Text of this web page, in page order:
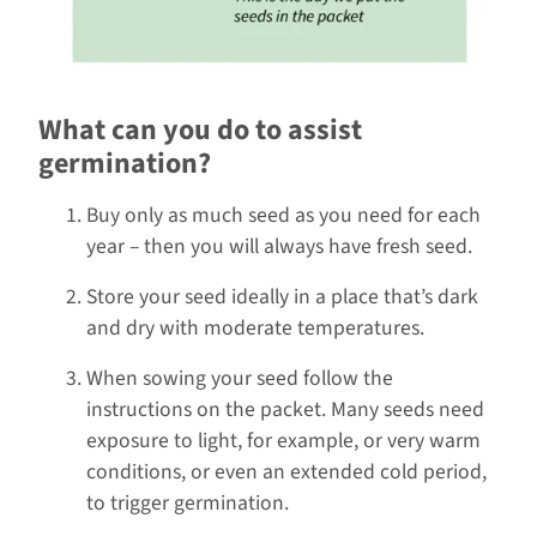
What can you do to assist
germination?
Buy only as much seed as you need for each
year – then you will always have fresh seed.
Store your seed ideally in a place that’s dark
and dry with moderate temperatures.
When sowing your seed follow the
instructions on the packet. Many seeds need
exposure to light, for example, or very warm
conditions, or even an extended cold period,
to trigger germination.